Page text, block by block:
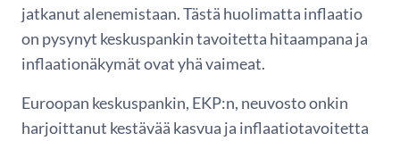
jatkanut alenemistaan. Tästä huolimatta inflaatio
on pysynyt keskuspankin tavoitetta hitaampana ja
inflaationäkymät ovat yhä vaimeat.
Euroopan keskuspankin, EKP:n, neuvosto onkin
harjoittanut kestävää kasvua ja inflaatiotavoitetta